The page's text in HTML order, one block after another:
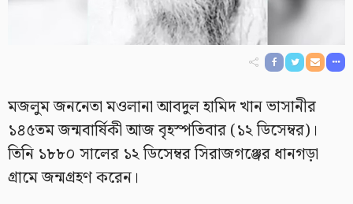
মজলুম জননেতা মওলানা আবদুল হামিদ খান ভাসানীর
১৪৫তম জন্মবার্ষিকী আজ বৃহস্পতিবার (১২ ডিসেম্বর)।
তিনি ১৮৮০ সালের ১২ ডিসেম্বর সিরাজগঞ্জের ধানগড়া
গ্রামে জন্মগ্রহণ করেন।